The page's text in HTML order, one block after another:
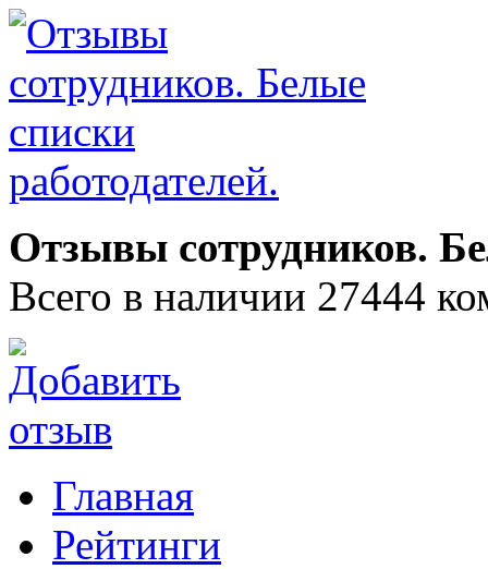
Отзывы сотрудников.
Всего в наличии 27444
Главная
Рейтинги